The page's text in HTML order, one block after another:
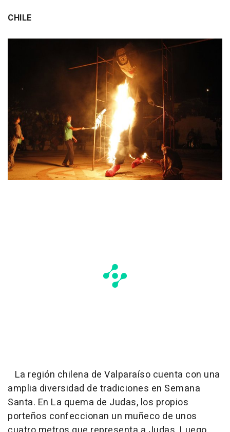
CHILE
La región chilena de Valparaíso cuenta con una
amplia diversidad de tradiciones en Semana
Santa. En La quema de Judas, los propios
porteños confeccionan un muñeco de unos